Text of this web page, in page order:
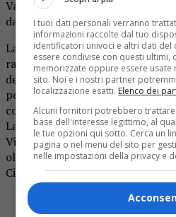
Valsesia nel progetto del nuovo
dall’istituto superiore del
La sede sarà aValdilanae si
ragazzi e ragazze che
della scuola media potranno
per il proprio futuro. Partner del
come Fratelli Piacenza, Lanificio
Lanificio Fratelli Cerruti, Loro
Vitale Barberis Canonico, Zegna
oltre a Città Studi, Its Academy
Cittadellarte-Fondazione
I tuoi dati personali verranno
informazioni raccolte dal tuo
identificatori univoci e altri dati
essere condivise con questi ultimi,
memorizzate oppure essere
sito. Noi e i nostri partner
localizzazione esatti. Elenco dei
Alcuni fornitori potrebbero
base dell'interesse legittimo, al
le tue opzioni qui sotto. Cerca un
pagina o nel menu del sito per
nelle impostazioni della privacy e